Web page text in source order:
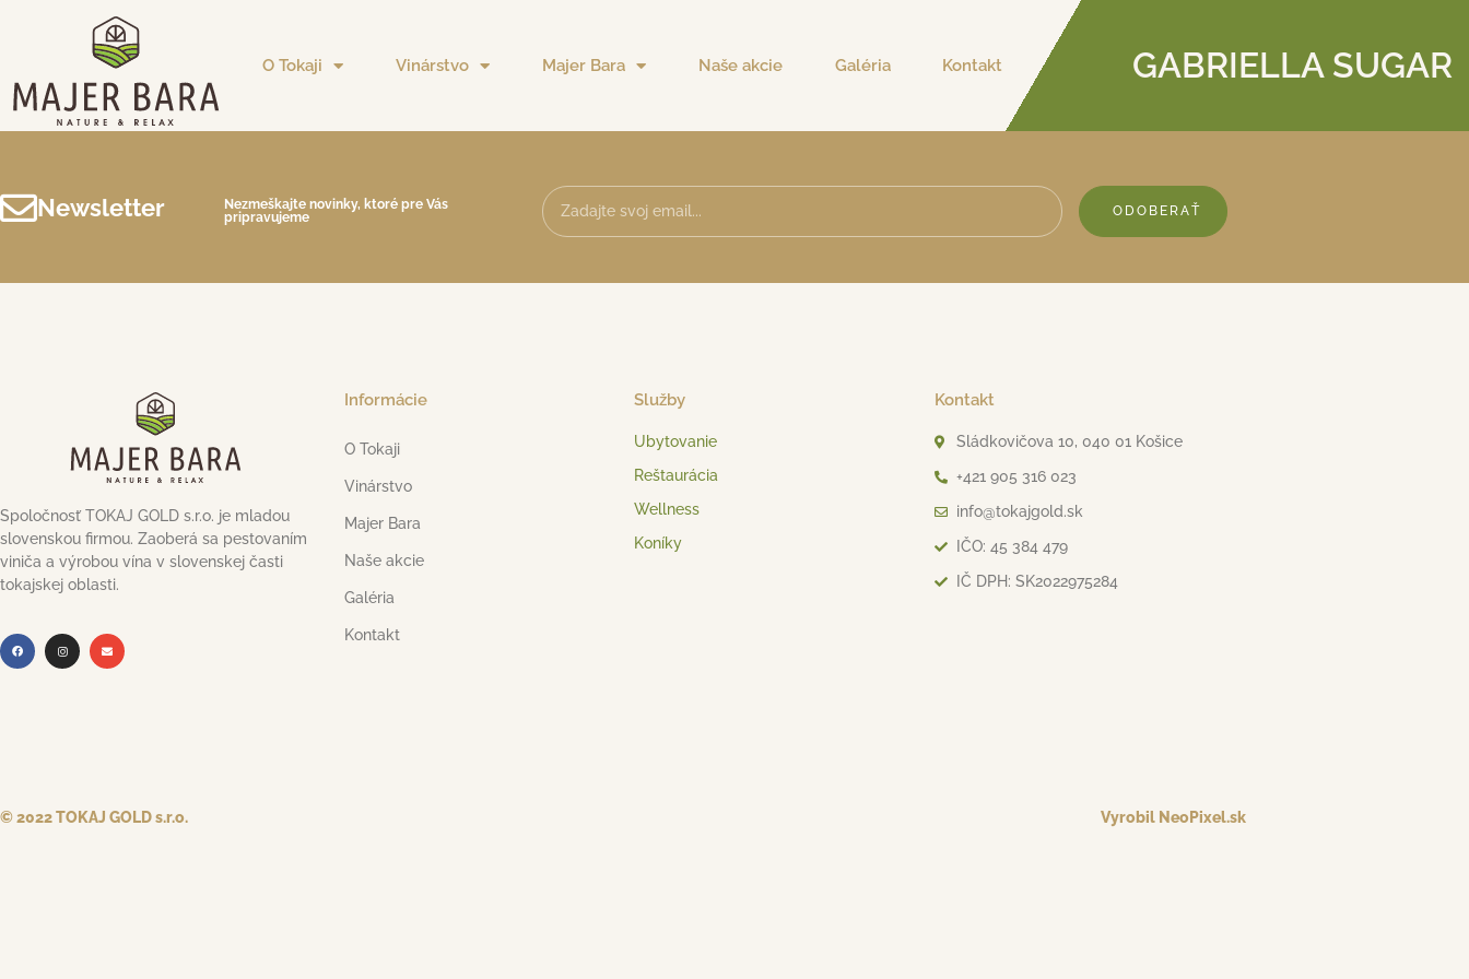
O Tokaji Vinárstvo Majer Bara Naše akcie Galéria Kontakt GABRIELLA SUGAR
Newsletter
Nezmeškajte novinky, ktoré pre Vás
pripravujeme
ODOBERAŤ
Spoločnosť TOKAJ GOLD s.r.o. je mladou
slovenskou firmou. Zaoberá sa pestovaním
viniča a výrobou vína v slovenskej časti
tokajskej oblasti.
Informácie
O Tokaji
Vinárstvo
Majer Bara
Naše akcie
Galéria
Kontakt
Služby
Ubytovanie
Reštaurácia
Wellness
Koníky
Kontakt
Sládkovičova 10, 040 01 Košice
+421 905 316 023
info@tokajgold.sk
IČO: 45 384 479
IČ DPH: SK2022975284
© 2022 TOKAJ GOLD s.r.o. Vyrobil NeoPixel.sk